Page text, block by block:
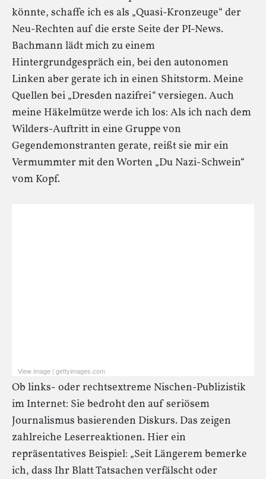
könnte, schaffe ich es als „Quasi-Kronzeuge“ der
Neu-Rechten auf die erste Seite der PI-News.
Bachmann lädt mich zu einem
Hintergrundgespräch ein, bei den autonomen
Linken aber gerate ich in einen Shitstorm. Meine
Quellen bei „Dresden nazifrei“ versiegen. Auch
meine Häkelmütze werde ich los: Als ich nach dem
Wilders-Auftritt in eine Gruppe von
Gegendemonstranten gerate, reißt sie mir ein
Vermummter mit den Worten „Du Nazi-Schwein“
vom Kopf.
Sie sehen gerade einen Platzhalterinhalt von Standard
.
Um auf den eigentlichen Inhalt zuzugreifen, klicken Sie auf
den Button unten. Bitte beachten Sie, dass dabei Daten an
Drittanbieter weitergegeben werden.
Inhalt entsperren
Weitere Informationen
View image | gettyimages.com
Ob links- oder rechtsextreme Nischen-Publizistik
im Internet: Sie bedroht den auf seriösem
Journalismus basierenden Diskurs. Das zeigen
zahlreiche Leserreaktionen. Hier ein
repräsentatives Beispiel: „Seit Längerem bemerke
ich, dass Ihr Blatt Tatsachen verfälscht oder